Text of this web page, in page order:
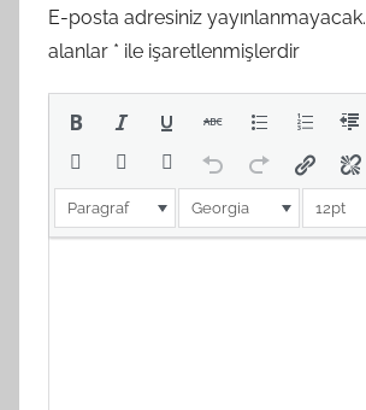
E-posta adresiniz yayınlanmayacak.
alanlar * ile işaretlenmişlerdir
Paragraf Georgia 12pt